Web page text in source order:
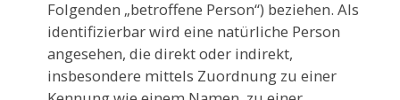
Folgenden „betroffene Person“) beziehen. Als
identifizierbar wird eine natürliche Person
angesehen, die direkt oder indirekt,
insbesondere mittels Zuordnung zu einer